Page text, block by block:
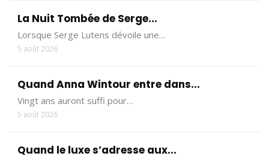
La Nuit Tombée de Serge...
Lorsque Serge Lutens dévoile une…
5 août 2026
Quand Anna Wintour entre dans...
Vingt ans auront suffi pour…
5 août 2026
Quand le luxe s’adresse aux...